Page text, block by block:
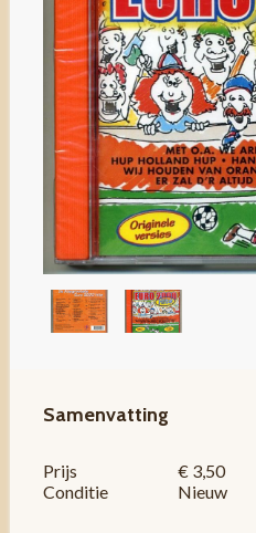
Samenvatting
Prijs
€ 3,50
Conditie
Nieuw